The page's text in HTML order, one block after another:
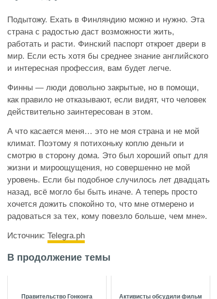
Подытожу. Ехать в Финляндию можно и нужно. Эта
страна с радостью даст возможности жить,
работать и расти. Финский паспорт откроет двери в
мир. Если есть хотя бы среднее знание английского
и интересная профессия, вам будет легче.
Финны — люди довольно закрытые, но в помощи,
как правило не отказывают, если видят, что человек
действительно заинтересован в этом.
А что касается меня… это не моя страна и не мой
климат. Поэтому я потихоньку коплю деньги и
смотрю в сторону дома. Это был хороший опыт для
жизни и мироощущения, но совершенно не мой
уровень. Если бы подобное случилось лет двадцать
назад, всё могло бы быть иначе. А теперь просто
хочется дожить спокойно то, что мне отмерено и
радоваться за тех, кому повезло больше, чем мне».
Источник: Telegra.ph
В продолжение темы
Правительство Гонконга
Активисты обсудили фильм